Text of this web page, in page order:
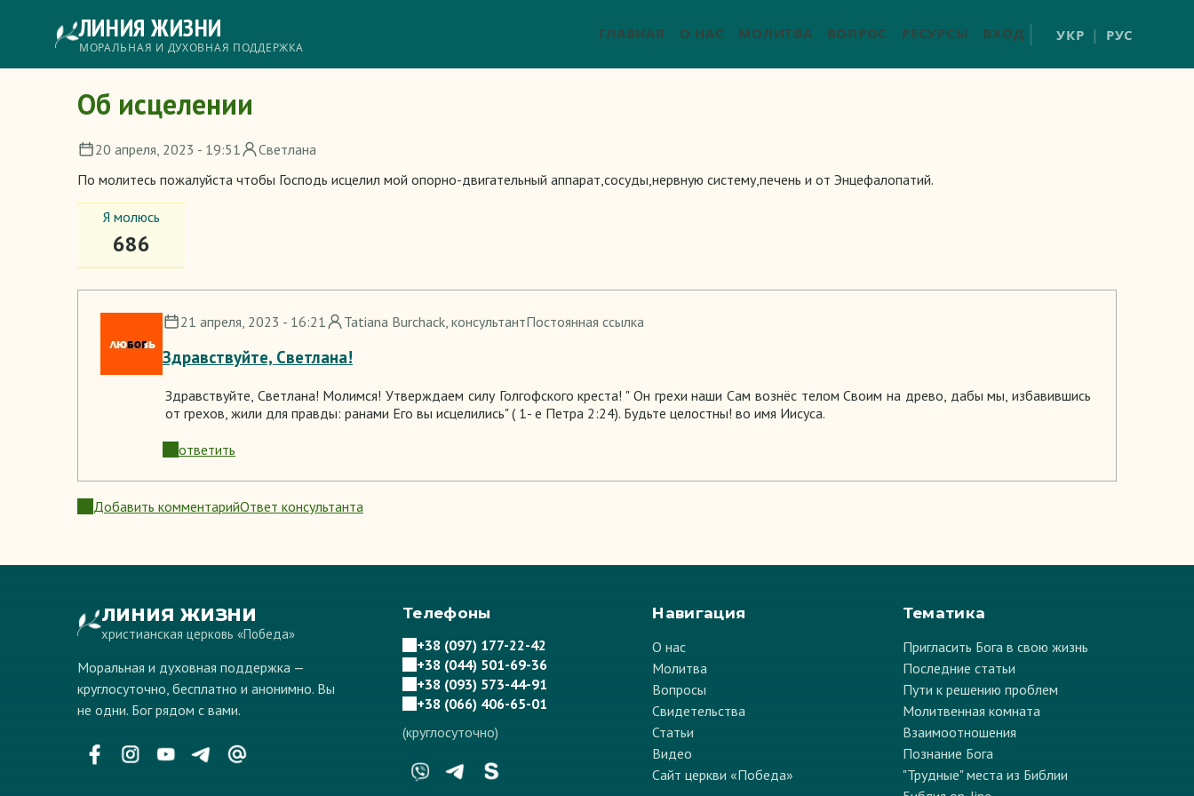
основному
ЛИНИЯ ЖИЗНИ
МОРАЛЬНАЯ И ДУХОВНАЯ ПОДДЕРЖКА
ГЛАВНАЯ О НАС МОЛИТВА ВОПРОС РЕСУРСЫ ВХОД УКР РУС
Об исцелении
20 апреля, 2023 - 19:51
Светлана
По молитесь пожалуйста чтобы Господь исцелил мой опорно-двигательный аппарат,сосуды,нервную систему,печень и от Энцефалопатий.
Я молюсь
686
21 апреля, 2023 - 16:21 Tatiana Burchack, консультантПостоянная ссылка
Здравствуйте, Светлана!
Здравствуйте, Светлана! Молимся! Утверждаем силу Голгофского креста! " Он грехи наши Сам вознёс телом Своим на древо, дабы мы, избавившись
от грехов, жили для правды: ранами Его вы исцелились" ( 1- е Петра 2:24). Будьте целостны! во имя Иисуса.
ответить
Добавить комментарийОтвет консультанта
ЛИНИЯ ЖИЗНИ
христианская церковь «Победа»
Моральная и духовная поддержка —
круглосуточно, бесплатно и анонимно. Вы
не одни. Бог рядом с вами.
Телефоны
+38 (097) 177-22-42
+38 (044) 501-69-36
+38 (093) 573-44-91
+38 (066) 406-65-01
(круглосуточно)
Навигация
О нас
Молитва
Вопросы
Свидетельства
Статьи
Видео
Сайт церкви «Победа»
Тематика
Пригласить Бога в свою жизнь
Последние статьи
Пути к решению проблем
Молитвенная комната
Взаимоотношения
Познание Бога
"Трудные" места из Библии